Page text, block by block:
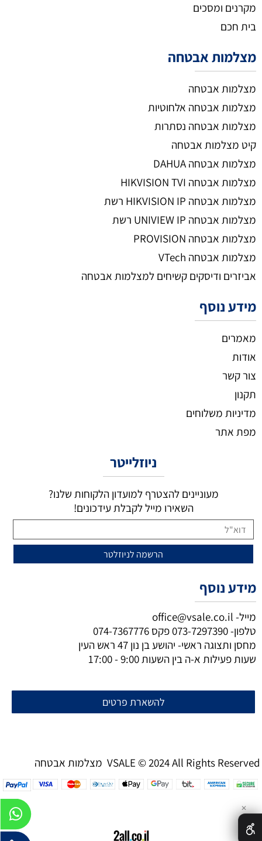
מקרנים ומסכים
בית חכם
מצלמות אבטחה
מצלמות אבטחה
מצלמות אבטחה אלחוטיות
מצלמות אבטחה נסתרות
קיט מצלמות אבטחה
מצלמות אבטחה DAHUA
מצלמות אבטחה HIKVISION TVI
מצלמות אבטחה HIKVISION IP רשת
מצלמות אבטחה UNIVIEW IP רשת
מצלמות אבטחה PROVISION
מצלמות אבטחה VTech
אביזרים ודיסקים קשיחים למצלמות אבטחה
מידע נוסף
מאמרים
אודות
צור קשר
תקנון
מדיניות משלוחים
מפת אתר
ניוזלייטר
מעוניינים להצטרף למועדון הלקוחות שלנו?
השאירו מייל לקבלת עידכונים!
מידע נוסף
מייל- office@vsale.co.il
טלפון-073-7297390פקס 074-7367776
מחסן ותצוגה ראשי- יהושע בן נון 47 ראש העין
שעות פעילות א-ה בין השעות 9:00 - 17:00
להשארת פרטים
מצלמות אבטחה VSALE © 2024 All Rights Reserved
✕